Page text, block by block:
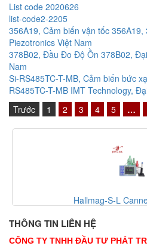
List code 2020626
list-code2-2205
356A19, Cảm biến vận tốc
Piezotronics Việt Nam
378B02, Đầu Đo Độ Ồn 378B02,
Nam
Si-RS485TC-T-MB, Cảm biến bức
RS485TC-T-MB IMT Technology,
Trước
1 2 3 4 5 …
THÔNG TIN LIÊN HỆ
CÔNG TY TNHH ĐẦU TƯ PHÁT